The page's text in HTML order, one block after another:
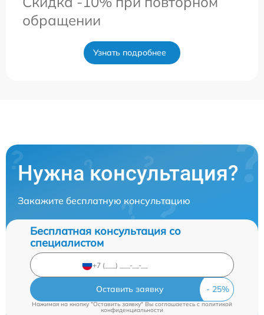
обращении
Узнать подробнее
Нужна консультация?
Закажите бесплатную консультацию
Бесплатная консультация со
специалистом
Оставить заявку
Нажимая на кнопку "Оставить заявку" Вы соглашаетесь c политикой
конфиденциальности